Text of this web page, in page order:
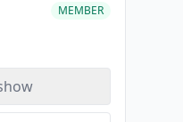
MEMBER